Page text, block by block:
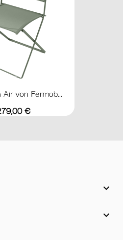
von Fermob...
€

